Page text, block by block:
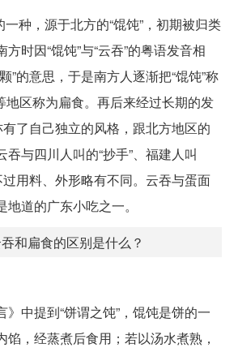
种，源于北方的“馄饨”，初期被归类
时因“馄饨”与“云吞”的粤语发音相
”的意思，于是南方人逐渐把“馄饨”称
地区称为扁食。再后来经过长期的发
有了自己独立的风格，跟北方地区的
与四川人叫的“抄手”、福建人叫
过用料、外形略有不同。云吞与蛋面
道的广东小吃之一。
和扁食的区别是什么？
中提到“饼谓之饨”，馄饨是饼的一
馅，经蒸煮后食用；若以汤水煮熟，